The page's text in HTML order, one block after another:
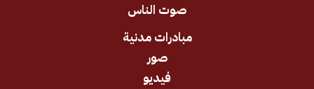
صوت الناس
مبادرات مدنية